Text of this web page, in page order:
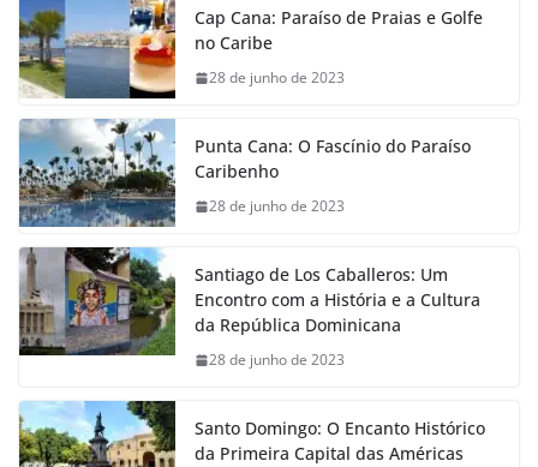
Cap Cana: Paraíso de Praias e Golfe
no Caribe
28 de junho de 2023
Punta Cana: O Fascínio do Paraíso
Caribenho
28 de junho de 2023
Santiago de Los Caballeros: Um
Encontro com a História e a Cultura
da República Dominicana
28 de junho de 2023
Santo Domingo: O Encanto Histórico
da Primeira Capital das Américas